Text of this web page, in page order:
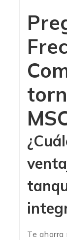
Te ahorra